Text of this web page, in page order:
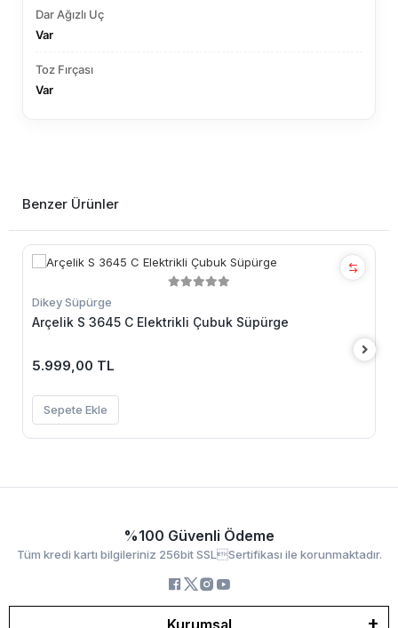
Dar Ağızlı Uç
Var
Toz Fırçası
Var
Benzer Ürünler
Dikey Süpürge
Arçelik S 3645 C Elektrikli Çubuk Süpürge
5.999,00 TL
Sepete Ekle
%100 Güvenli Ödeme
Tüm kredi kartı bilgileriniz 256bit SSLSertifikası ile korunmaktadır.
Kurumsal